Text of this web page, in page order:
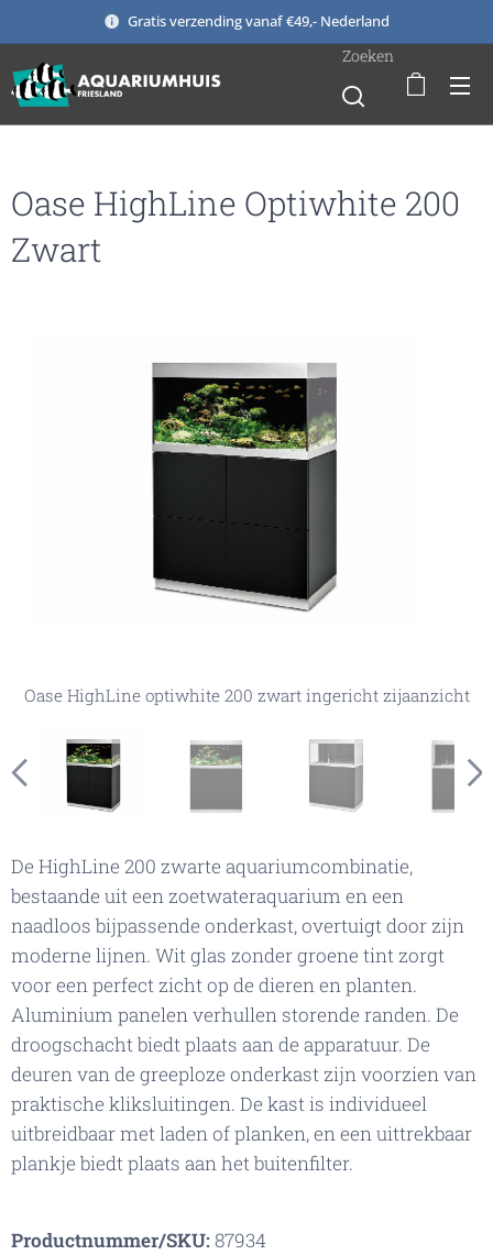
Gratis verzending vanaf €49,- Nederland
Zoeken
Oase HighLine Optiwhite 200
Zwart
Oase HighLine optiwhite 200 zwart ingericht zijaanzicht
Oase HighLine optiwhite 200 zwart ingericht vooraanzicht
Oase HighLine optiwhite 200 zwart zijaanzicht
Oase HighLine optiwhite 200 zwart vooraanzicht
De HighLine 200 zwarte aquariumcombinatie,
bestaande uit een zoetwateraquarium en een
naadloos bijpassende onderkast, overtuigt door zijn
moderne lijnen. Wit glas zonder groene tint zorgt
voor een perfect zicht op de dieren en planten.
Aluminium panelen verhullen storende randen. De
droogschacht biedt plaats aan de apparatuur. De
deuren van de greeploze onderkast zijn voorzien van
praktische kliksluitingen. De kast is individueel
uitbreidbaar met laden of planken, en een uittrekbaar
plankje biedt plaats aan het buitenfilter.
Productnummer/SKU:87934